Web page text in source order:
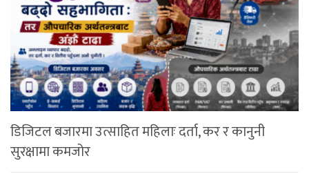
डिजिटल बजारमा उत्साहित महिलाः दर्ता, कर र कानुनी
सुरक्षामा कमजोर